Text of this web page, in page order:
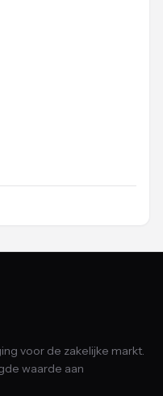
voor de zakelijke markt.
waarde aan